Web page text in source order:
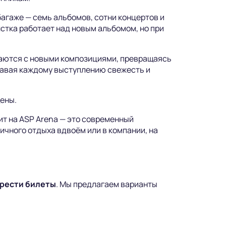
— семь альбомов, сотни концертов и
работает над новым альбомом, но при
с новыми композициями, превращаясь
каждому выступлению свежесть и
на ASP Arena — это современный
отдыха вдвоём или в компании, на
билеты. Мы предлагаем варианты